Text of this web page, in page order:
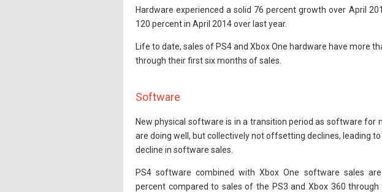
Hardware experienced a solid 76 percent growth over April
120 percent in April 2014 over last year.
Life to date, sales of PS4 and Xbox One hardware have more
through their first six months of sales.
Software
New physical software is in a transition period as software for
are doing well, but collectively not offsetting declines, leading
decline in software sales.
PS4 software combined with Xbox One software sales
percent compared to sales of the PS3 and Xbox 360